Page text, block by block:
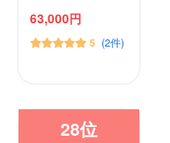
63,000円
5 (2件)
28位